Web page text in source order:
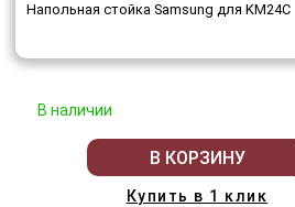
Напольная стойка Samsung для KM24C
В наличии
В КОРЗИНУ
Купить в 1 клик